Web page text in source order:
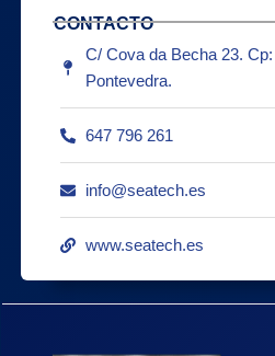
CONTACTO
C/ Cova da Becha 23.
Pontevedra.
647 796 261
info@seatech.es
www.seatech.es